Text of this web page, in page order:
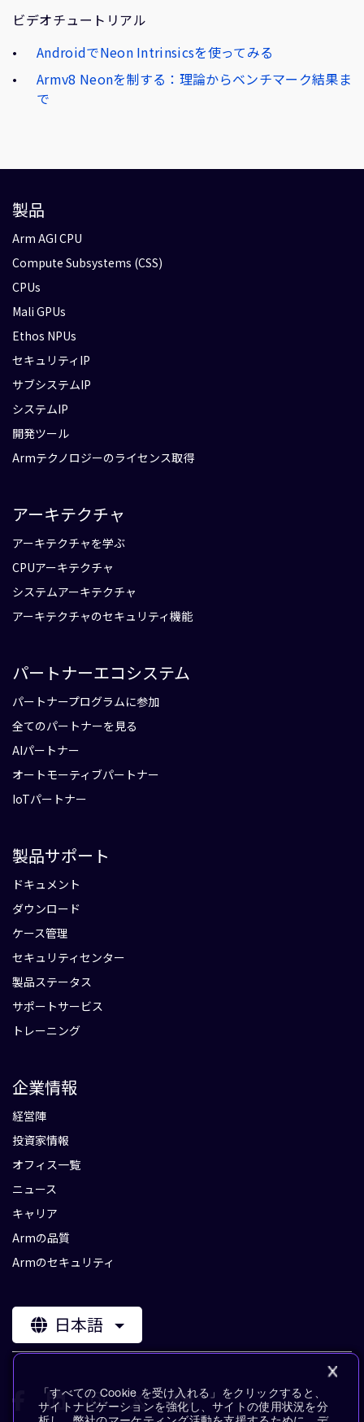
ビデオチュートリアル
AndroidでNeon Intrinsicsを使ってみる
Armv8 Neonを制する：理論からベンチマーク結果ま
で
製品
Arm AGI CPU
Compute Subsystems (CSS)
CPUs
Mali GPUs
Ethos NPUs
セキュリティIP
サブシステムIP
システムIP
開発ツール
Armテクノロジーのライセンス取得
アーキテクチャ
アーキテクチャを学ぶ
CPUアーキテクチャ
システムアーキテクチャ
アーキテクチャのセキュリティ機能
パートナーエコシステム
パートナープログラムに参加
全てのパートナーを見る
AIパートナー
オートモーティブパートナー
IoTパートナー
製品サポート
ドキュメント
ダウンロード
ケース管理
セキュリティセンター
製品ステータス
サポートサービス
トレーニング
企業情報
経営陣
投資家情報
オフィス一覧
ニュース
キャリア
Armの品質
Armのセキュリティ
日本語
「すべての Cookie を受け入れる」をクリックすると、
サイトナビゲーションを強化し、サイトの使用状況を分